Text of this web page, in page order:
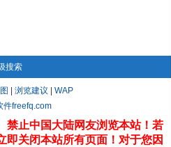
搜索
浏览建议
WAP
freefq.com
禁止中国大陆网友浏览本站！若
关闭本站所有页面！对于您因